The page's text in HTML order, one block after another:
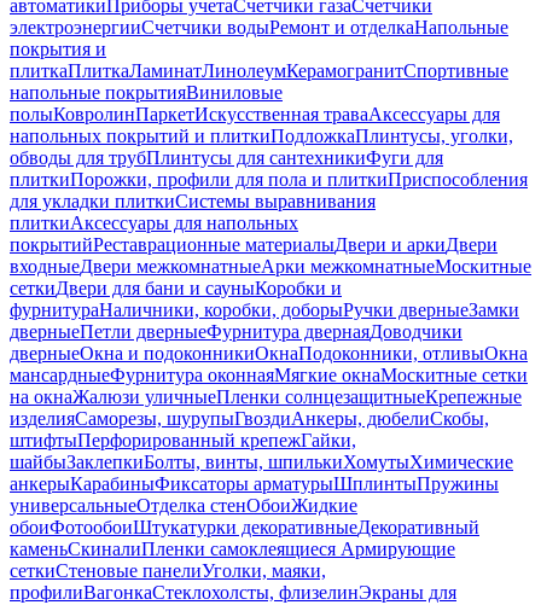
автоматикиПриборы учетаСчетчики газаСчетчики
электроэнергииСчетчики водыРемонт и отделкаНапольные
покрытия и
плиткаПлиткаЛаминатЛинолеумКерамогранитСпортивные
напольные покрытияВиниловые
полыКовролинПаркетИскусственная траваАксессуары для
напольных покрытий и плиткиПодложкаПлинтусы, уголки,
обводы для трубПлинтусы для сантехникиФуги для
плиткиПорожки, профили для пола и плиткиПриспособления
для укладки плиткиСистемы выравнивания
плиткиАксессуары для напольных
покрытийРеставрационные материалыДвери и аркиДвери
входныеДвери межкомнатныеАрки межкомнатныеМоскитные
сеткиДвери для бани и сауныКоробки и
фурнитураНаличники, коробки, доборыРучки дверныеЗамки
дверныеПетли дверныеФурнитура двернаяДоводчики
дверныеОкна и подоконникиОкнаПодоконники, отливыОкна
мансардныеФурнитура оконнаяМягкие окнаМоскитные сетки
на окнаЖалюзи уличныеПленки солнцезащитныеКрепежные
изделияСаморезы, шурупыГвоздиАнкеры, дюбелиСкобы,
штифтыПерфорированный крепежГайки,
шайбыЗаклепкиБолты, винты, шпилькиХомутыХимические
анкерыКарабиныФиксаторы арматурыШплинтыПружины
универсальныеОтделка стенОбоиЖидкие
обоиФотообоиШтукатурки декоративныеДекоративный
каменьСкиналиПленки самоклеящиеся Армирующие
сеткиСтеновые панелиУголки, маяки,
профилиВагонкаСтеклохолсты, флизелинЭкраны для